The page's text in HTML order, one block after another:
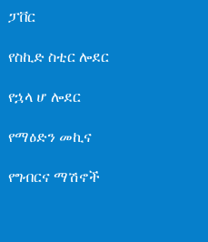
ፓቨር
የስኪድ ስቲር ሎደር
የኋላ ሆ ሎደር
የማዕድን መኪና
የግብርና ማሽኖች